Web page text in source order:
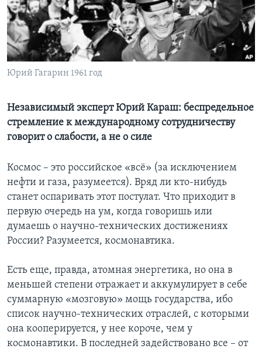
Learning English
СОЦИАЛЬНЫЕ СЕТИ
Языки
Юрий Гагарин 1961 год
Независимый эксперт Юрий Караш: беспредельное
стремление к международному сотрудничеству
говорит о слабости, а не о силе
Космос – это российское «всё» (за исключением
нефти и газа, разумеется). Вряд ли кто-нибудь
станет оспаривать этот постулат. Что приходит в
первую очередь на ум, когда говоришь или
думаешь о научно-технических достижениях
России? Разумеется, космонавтика.
Есть еще, правда, атомная энергетика, но она в
меньшей степени отражает и аккумулирует в себе
суммарную «мозговую» мощь государства, ибо
список научно-технических отраслей, с которыми
она кооперируется, у нее короче, чем у
космонавтики. В последней задействовано все – от